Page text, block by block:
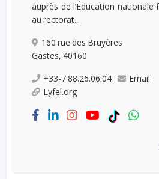
auprès de l’Éducation
au rectorat...
160 rue des Bruyères
Gastes, 40160
+33-7 88.26.06.04
Email
Lyfel.org